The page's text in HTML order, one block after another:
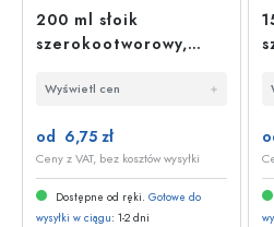
200 ml słoik
szerokootworowy,
Wyświetl cen
od 6,75 zł
Ceny z VAT, bez kosztów wysyłki
Dostępne od ręki. Gotowe do
wysyłki w ciągu: 1-2 dni